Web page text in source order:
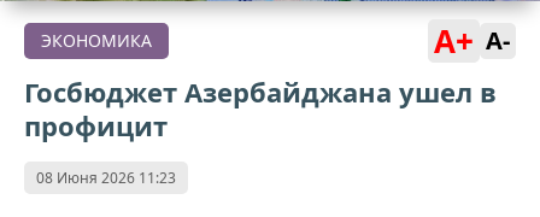
ЭКОНОМИКА A+ A-
Госбюджет Азербайджана ушел в
профицит
08 Июня 2026 11:23